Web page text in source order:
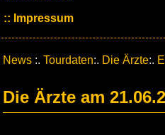
Impressum
News :. Tourdaten:. Die Ärzte:.
Die Ärzte am